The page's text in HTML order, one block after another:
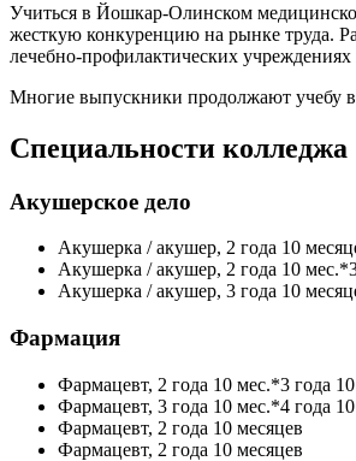
Учиться в Йошкар-Олинском
жесткую конкуренцию на рынке труда.
лечебно-профилактических
Многие выпускники продолжают учебу
Специальности колледжа
Акушерское дело
Акушерка / акушер, 2 года 10
Акушерка / акушер, 2 года 10
Акушерка / акушер, 3 года 10
Фармация
Фармацевт, 2 года 10 мес.*3 года
Фармацевт, 3 года 10 мес.*4 года
Фармацевт, 2 года 10 месяцев
Фармацевт, 2 года 10 месяцев